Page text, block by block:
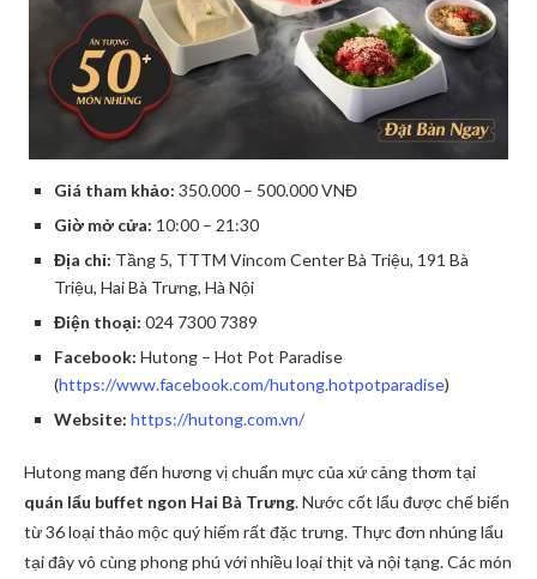
Giá tham khảo: 350.000 – 500.000 VNĐ
Giờ mở cửa: 10:00 – 21:30
Địa chỉ: Tầng 5, TTTM Vincom Center Bà Triệu, 191 Bà
Triệu, Hai Bà Trưng, Hà Nội
Điện thoại: 024 7300 7389
Facebook: Hutong – Hot Pot Paradise
(https://www.facebook.com/hutong.hotpotparadise)
Website: https://hutong.com.vn/
Hutong mang đến hương vị chuẩn mực của xứ cảng thơm tại
quán lẩu buffet ngon Hai Bà Trưng. Nước cốt lẩu được chế biến
từ 36 loại thảo mộc quý hiếm rất đặc trưng. Thực đơn nhúng lẩu
tại đây vô cùng phong phú với nhiều loại thịt và nội tạng. Các món